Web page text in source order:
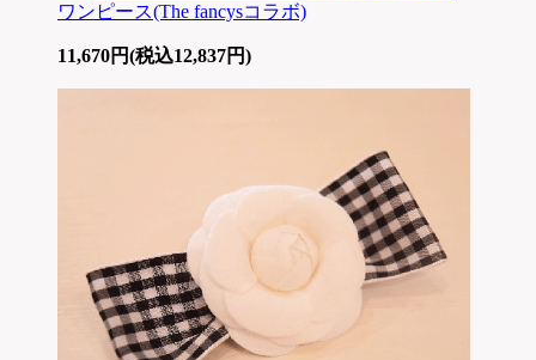
ワンピース(The fancysコラボ)
11,670円(税込12,837円)